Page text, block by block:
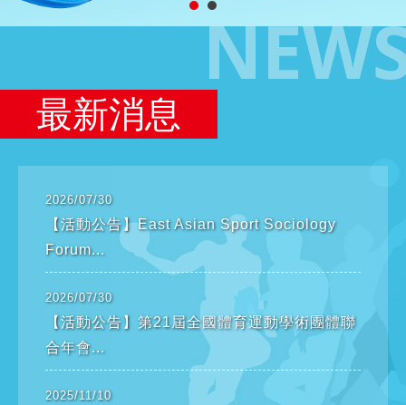
最新消息
2026/07/30
【活動公告】East Asian Sport Sociology
Forum...
2026/07/30
【活動公告】第21屆全國體育運動學術團體聯
合年會...
2025/11/10